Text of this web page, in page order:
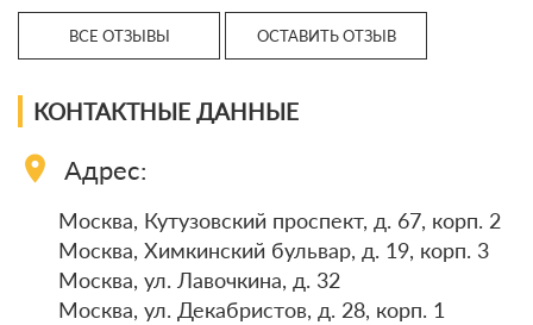
ВСЕ ОТЗЫВЫ ОСТАВИТЬ ОТЗЫВ
КОНТАКТНЫЕ ДАННЫЕ
location_on Адрес:
Москва, Кутузовский проспект, д. 67, корп. 2
Москва, Химкинский бульвар, д. 19, корп. 3
Москва, ул. Лавочкина, д. 32
Москва, ул. Декабристов, д. 28, корп. 1